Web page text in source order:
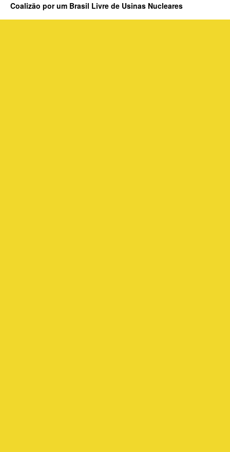
Coalizão por um Brasil Livre de Usinas Nucleares